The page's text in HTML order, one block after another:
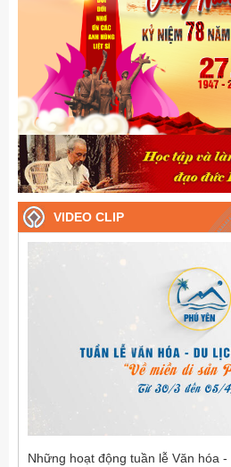
VIDEO CLIP
Những hoạt động tuần lễ Văn hóa -